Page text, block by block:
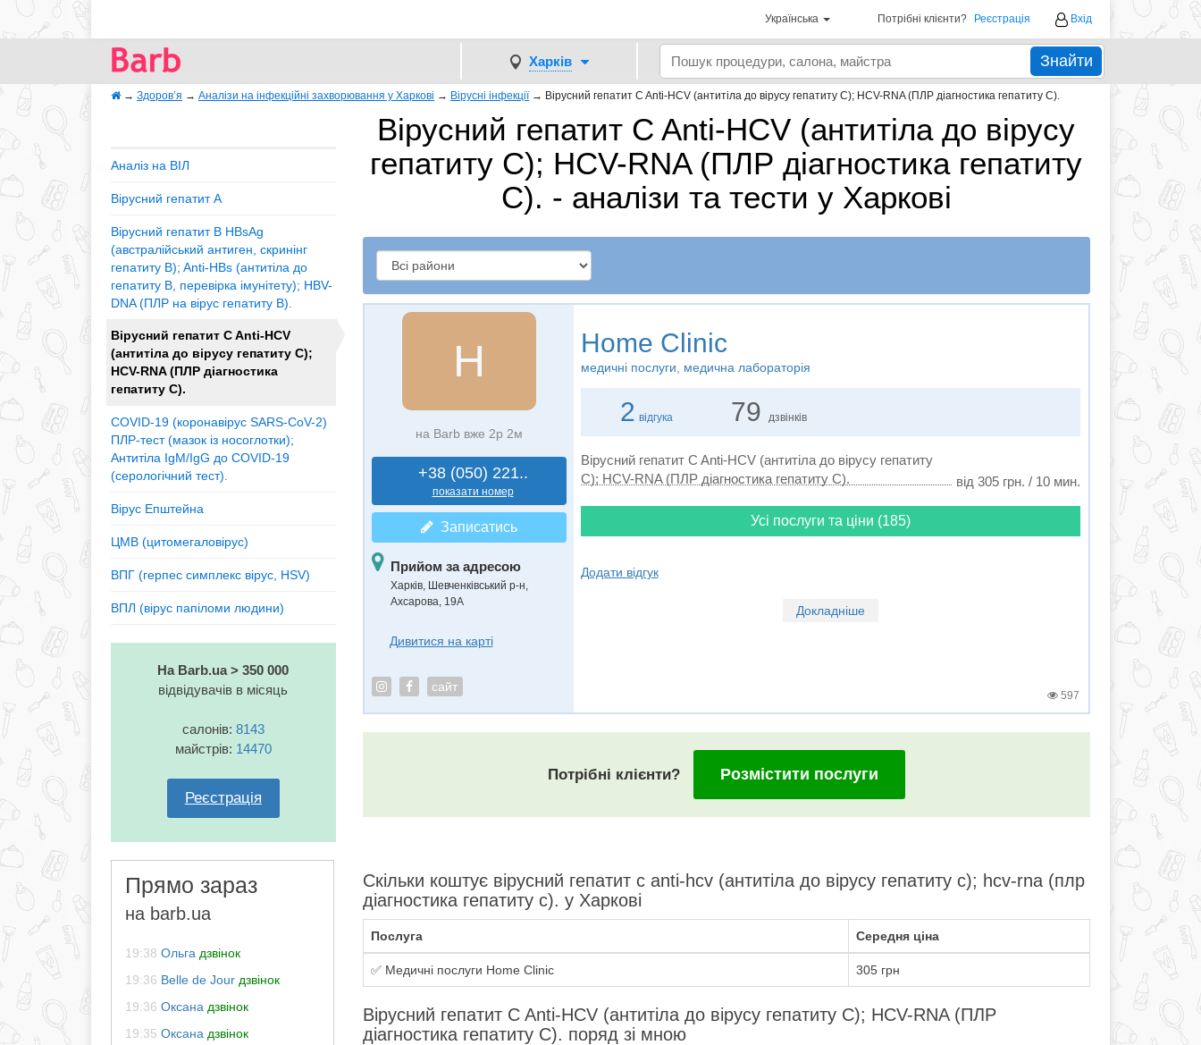
Українська Потрібні клієнти? Реєстрація Вхід
Харків Знайти
→ Здоров’я → Аналізи на інфекційні захворювання у Харкові → Вірусні інфекції → Вірусний гепатит C Anti-HCV (антитіла до вірусу гепатиту C); HCV-RNA (ПЛР діагностика гепатиту C).
Вірусний гепатит C Anti-HCV (антитіла до вірусу
гепатиту C); HCV-RNA (ПЛР діагностика гепатиту
C). - аналізи та тести у Харкові
Аналіз на ВІЛ
Вірусний гепатит A
Вірусний гепатит B HBsAg
(австралійський антиген, скринінг
гепатиту B); Anti-HBs (антитіла до
гепатиту B, перевірка імунітету); HBV-
DNA (ПЛР на вірус гепатиту B).
Вірусний гепатит C Anti-HCV
(антитіла до вірусу гепатиту C);
HCV-RNA (ПЛР діагностика
гепатиту C).
COVID-19 (коронавірус SARS-CoV-2)
ПЛР-тест (мазок із носоглотки);
Антитіла IgM/IgG до COVID-19
(серологічний тест).
Вірус Епштейна
ЦМВ (цитомегаловірус)
ВПГ (герпес симплекс вірус, HSV)
ВПЛ (вірус папіломи людини)
На Barb.ua > 350 000
відвідувачів в місяць
салонів: 8143
майстрів: 14470
Реєстрація
Прямо зараз
на barb.ua
19:38 Ольга дзвінок
19:36 Belle de Jour дзвінок
19:36 Оксана дзвінок
19:35 Оксана дзвінок
H
на Barb вже 2р 2м
+38 (050) 221..
показати номер
Записатись
Прийом за адресою
Харків, Шевченківський р-н,
Ахсарова, 19А
Дивитися на карті
сайт
Home Clinic
медичні послуги, медична лабораторія
2 відгука 79 дзвінків
Вірусний гепатит C Anti-HCV (антитіла до вірусу гепатиту
C); HCV-RNA (ПЛР діагностика гепатиту C).
від 305 грн. / 10 мин.
Усі послуги та ціни (185)
Додати відгук
Докладніше
597
Потрібні клієнти? Розмістити послуги
Скільки коштує вірусний гепатит c anti-hcv (антитіла до вірусу гепатиту c); hcv-rna (плр
діагностика гепатиту c). у Харкові
Послуга Середня ціна
✅ Медичні послуги Home Clinic 305 грн
Вірусний гепатит C Anti-HCV (антитіла до вірусу гепатиту C); HCV-RNA (ПЛР
діагностика гепатиту C). поряд зі мною